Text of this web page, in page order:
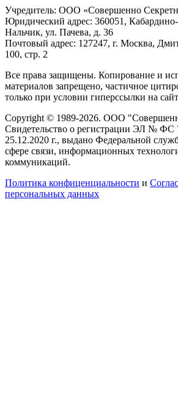
Учредитель: ООО «Совершенно
Юридический адрес: 360051, Кабардино-
Нальчик, ул. Пачева, д. 36
Почтовый адрес: 127247, г. Москва,
100, стр. 2
Все права защищены. Копирование и
материалов запрещено, частичное
только при условии гиперссылки на
Copyright © 1989-2026. ООО
Свидетельство о регистрации ЭЛ № ФС
25.12.2020 г., выдано Федеральной
сфере связи, информационных
коммуникаций.
Политика конфиценциальности и
персональных данных